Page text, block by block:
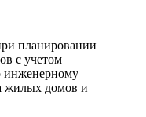
планировании
с учетом
инженерному
жилых домов и